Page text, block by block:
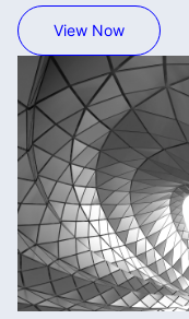
View Now